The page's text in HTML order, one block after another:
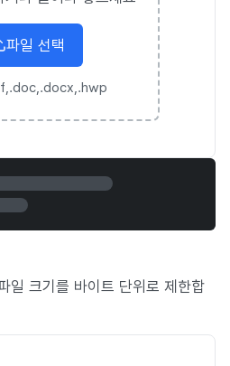
파일 선택
크기를 바이트 단위로 제한합